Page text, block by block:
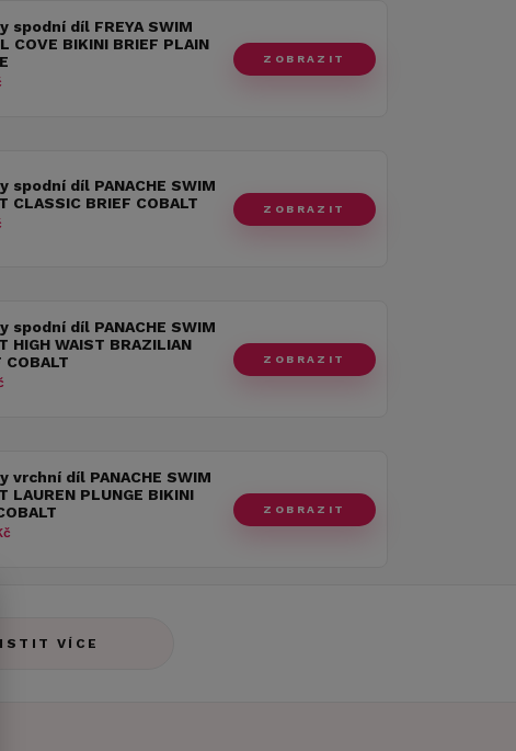
spodní díl FREYA SWIM
COVE BIKINI BRIEF PLAIN
ZOBRAZIT
spodní díl PANACHE SWIM
CLASSIC BRIEF COBALT
ZOBRAZIT
spodní díl PANACHE SWIM
HIGH WAIST BRAZILIAN
COBALT
ZOBRAZIT
vrchní díl PANACHE SWIM
LAUREN PLUNGE BIKINI
ZOBRAZIT
VÍCE